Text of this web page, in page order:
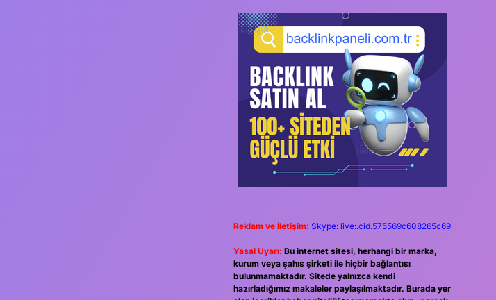
Reklam ve İletişim: Skype: live:.cid.575569c608265c69
Yasal Uyarı: Bu internet sitesi, herhangi bir marka,
kurum veya şahıs şirketi ile hiçbir bağlantısı
bulunmamaktadır. Sitede yalnızca kendi
hazırladığımız makaleler paylaşılmaktadır. Burada yer